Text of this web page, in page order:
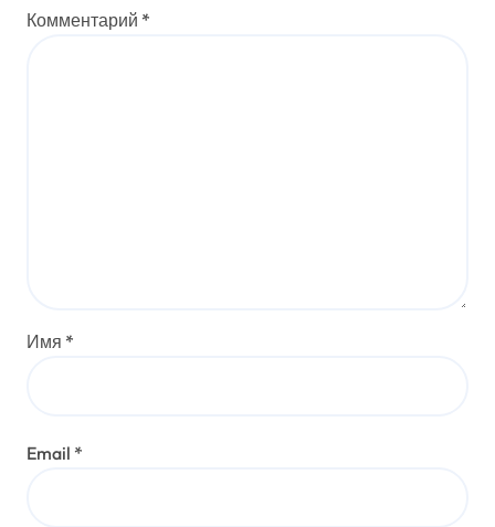
Комментарий *
Имя *
Email *